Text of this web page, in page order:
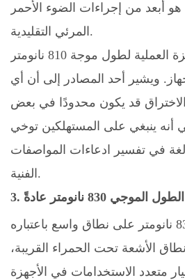
هو أبعد من إجراءات الضوء الأحمر
المرئي التقليدية.
مع ذلك، قد تعتمد الميزة العملية لطول موجة 810 نانومتر
ويشير أحد المصادر إلى أن أي
قد يكون محدودًا في بعض
أنه ينبغي على المستهلكين توخي
في تفسير ادعاءات المواصفات
الفنية.
830 نانومتر عادةً
يُناقش طول الموجة 830 نانومتر على نطاق واسع باعتباره
الأشعة تحت الحمراء القريبة،
متعدد الاستخدامات في الأجهزة